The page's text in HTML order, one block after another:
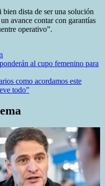
dista de ser una solución
avance contar con garantías
operativo”.
al cupo femenino para
como acordamos este
todo”